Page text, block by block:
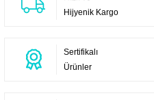
Hijyenik Kargo
Sertifikalı
Ürünler